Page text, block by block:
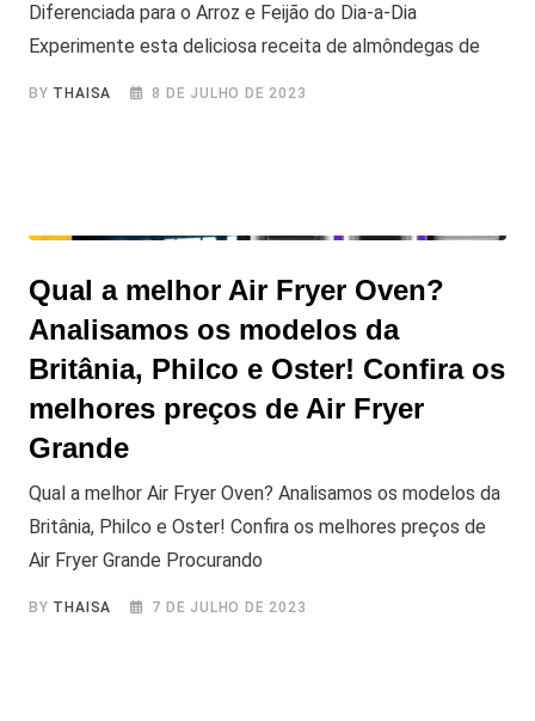
Diferenciada para o Arroz e Feijão do Dia-a-Dia
Experimente esta deliciosa receita de almôndegas de
BY THAISA 8 DE JULHO DE 2023
Qual a melhor Air Fryer Oven?
Analisamos os modelos da
Britânia, Philco e Oster! Confira os
melhores preços de Air Fryer
Grande
Qual a melhor Air Fryer Oven? Analisamos os modelos da
Britânia, Philco e Oster! Confira os melhores preços de
Air Fryer Grande Procurando
BY THAISA 7 DE JULHO DE 2023